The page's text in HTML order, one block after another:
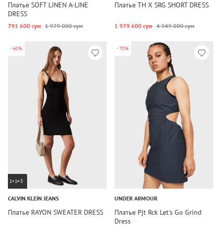
Платье SOFT LINEN A-LINE
DRESS
791 600 сум 1 979 000 сум
Платье TH X SRG SHORT DRESS
1 979 600 сум 4 949 000 сум
-60%
1+1=3
CALVIN KLEIN JEANS
Платье RAYON SWEATER DRESS
-70%
UNDER ARMOUR
Платье Pjt Rck Let's Go Grind
Dress